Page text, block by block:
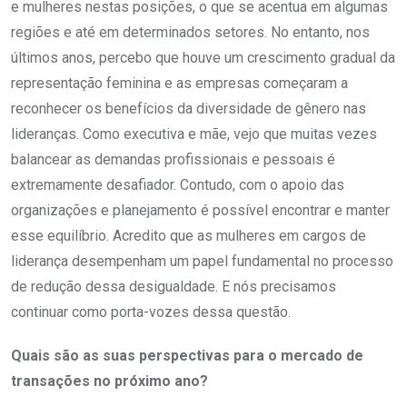
e mulheres nestas posições, o que se acentua em algumas
regiões e até em determinados setores. No entanto, nos
últimos anos, percebo que houve um crescimento gradual da
representação feminina e as empresas começaram a
reconhecer os benefícios da diversidade de gênero nas
lideranças. Como executiva e mãe, vejo que muitas vezes
balancear as demandas profissionais e pessoais é
extremamente desafiador. Contudo, com o apoio das
organizações e planejamento é possível encontrar e manter
esse equilíbrio. Acredito que as mulheres em cargos de
liderança desempenham um papel fundamental no processo
de redução dessa desigualdade. E nós precisamos
continuar como porta-vozes dessa questão.
Quais são as suas perspectivas para o mercado de
transações no próximo ano?